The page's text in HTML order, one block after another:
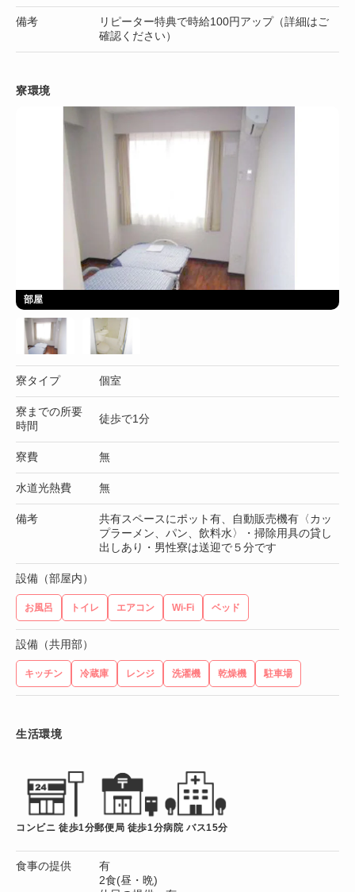
備考
リピーター特典で時給100円アップ（詳細はご
確認ください）
寮環境
部屋
寮タイプ 個室
寮までの所要
時間
徒歩で1分
寮費 無
水道光熱費 無
備考
共有スペースにポット有、自動販売機有〈カッ
プラーメン、パン、飲料水〉・掃除用具の貸し
出しあり・男性寮は送迎で５分です
設備（部屋内）
お風呂 トイレ エアコン Wi-Fi ベッド
設備（共用部）
キッチン 冷蔵庫 レンジ 洗濯機 乾燥機 駐車場
生活環境
コンビニ 徒歩1分郵便局 徒歩1分病院 バス15分
食事の提供
有
2食(昼・晩)